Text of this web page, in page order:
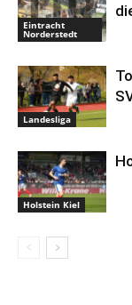
Eintracht
Norderstedt
Landesliga
Holstein Kiel